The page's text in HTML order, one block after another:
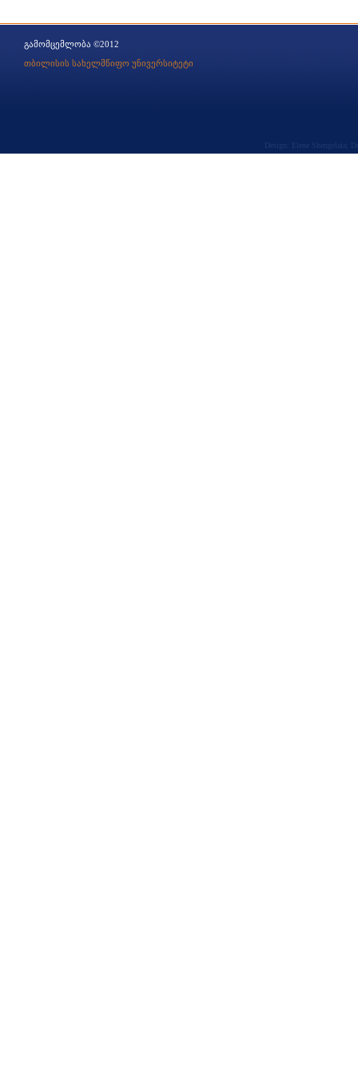
გამომცემლობა ©2012
თბილისის სახელმწიფო უნივერსიტეტი
Design: Elene Shengelaia;